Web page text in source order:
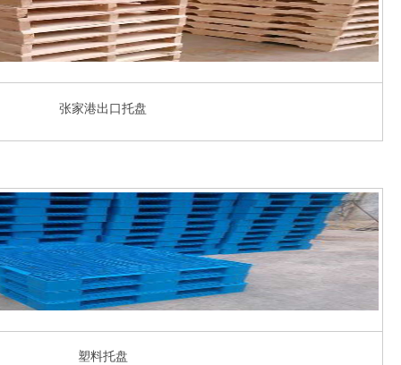
张家港出口托盘
塑料托盘